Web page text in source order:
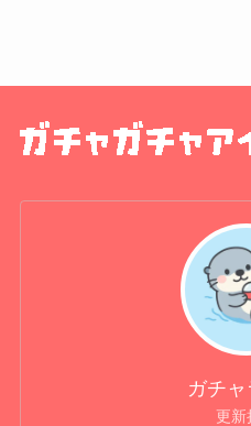
ガチャ
更新